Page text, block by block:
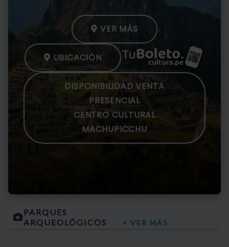
VER MÁS
UBICACIÓN
DISPONIBILIDAD VENTA
PRESENCIAL
CENTRO CULTURAL
MACHUPICCHU
PARQUES
ARQUEOLÓGICOS
+ VER MÁS